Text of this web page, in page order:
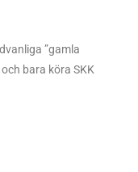
”gamla
bara köra SKK